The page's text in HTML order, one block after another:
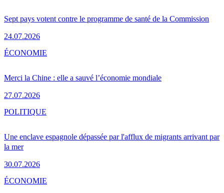
Sept pays votent contre le programme de santé de la Commission
24.07.2026
Merci la Chine : elle a sauvé l’économie mondiale
27.07.2026
ÉCONOMIE
Une enclave espagnole dépassée par l'afflux de migrants arrivant par
la mer
30.07.2026
POLITIQUE
ÉCONOMIE